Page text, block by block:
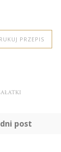
PRZEPIS
post